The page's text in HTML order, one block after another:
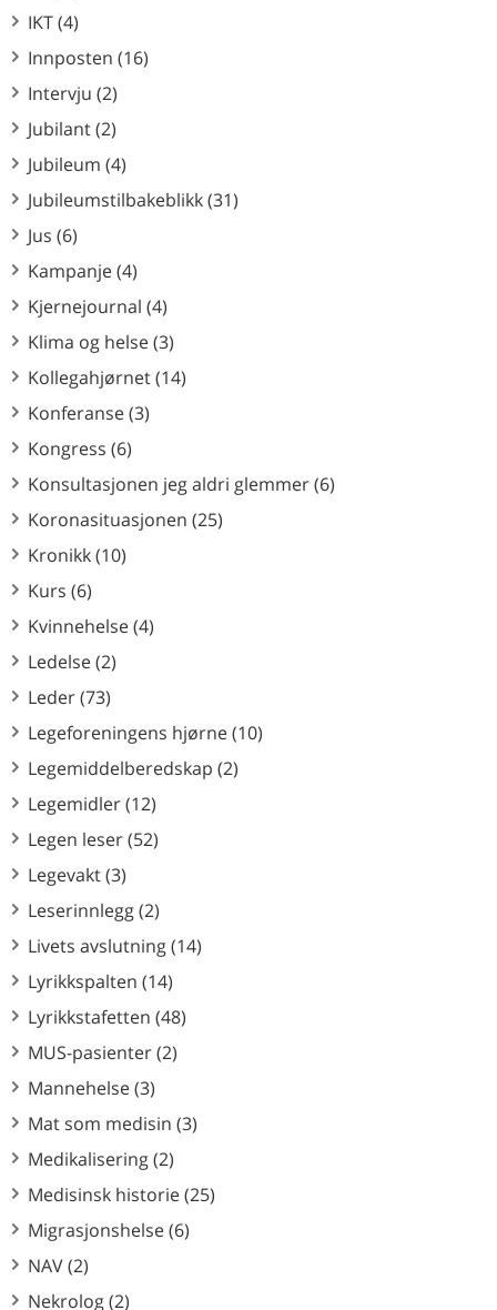
IKT (4)
Innposten (16)
Intervju (2)
Jubilant (2)
Jubileum (4)
Jubileumstilbakeblikk (31)
Jus (6)
Kampanje (4)
Kjernejournal (4)
Klima og helse (3)
Kollegahjørnet (14)
Konferanse (3)
Kongress (6)
Konsultasjonen jeg aldri glemmer (6)
Koronasituasjonen (25)
Kronikk (10)
Kurs (6)
Kvinnehelse (4)
Ledelse (2)
Leder (73)
Legeforeningens hjørne (10)
Legemiddelberedskap (2)
Legemidler (12)
Legen leser (52)
Legevakt (3)
Leserinnlegg (2)
Livets avslutning (14)
Lyrikkspalten (14)
Lyrikkstafetten (48)
MUS-pasienter (2)
Mannehelse (3)
Mat som medisin (3)
Medikalisering (2)
Medisinsk historie (25)
Migrasjonshelse (6)
NAV (2)
Nekrolog (2)